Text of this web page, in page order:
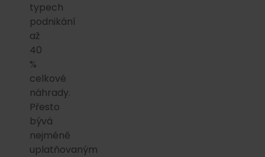
typech
podnikání
až
40
%
celkové
náhrady.
Přesto
bývá
nejméně
uplatňovaným